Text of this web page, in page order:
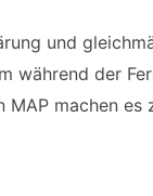
und
während der
machen es